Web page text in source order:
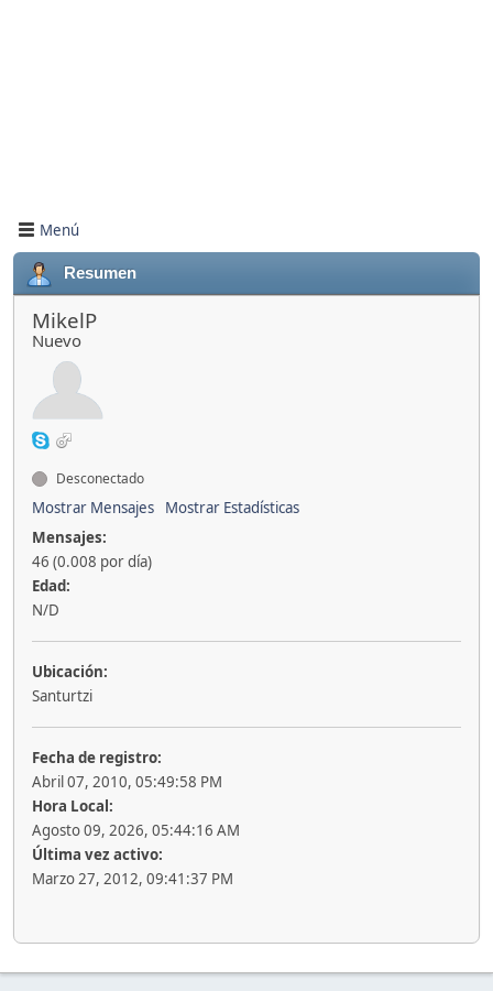
Menú
Resumen
MikelP
Nuevo
Desconectado
Mostrar Mensajes
Mostrar Estadísticas
Mensajes:
46 (0.008 por día)
Edad:
N/D
Ubicación:
Santurtzi
Fecha de registro:
Abril 07, 2010, 05:49:58 PM
Hora Local:
Agosto 09, 2026, 05:44:16 AM
Última vez activo:
Marzo 27, 2012, 09:41:37 PM